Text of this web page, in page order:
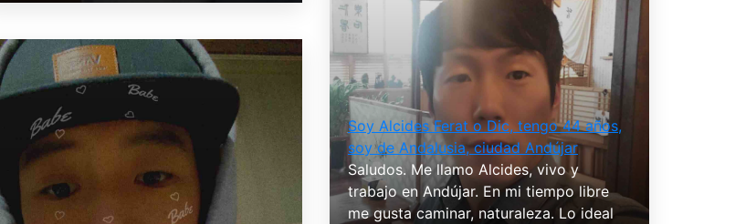
Soy Alcides Ferat o Dic, tengo 44 años,
soy de Andalusia, ciudad Andújar
Saludos. Me llamo Alcides, vivo y
trabajo en Andújar. En mi tiempo libre
me gusta caminar, naturaleza. Lo ideal